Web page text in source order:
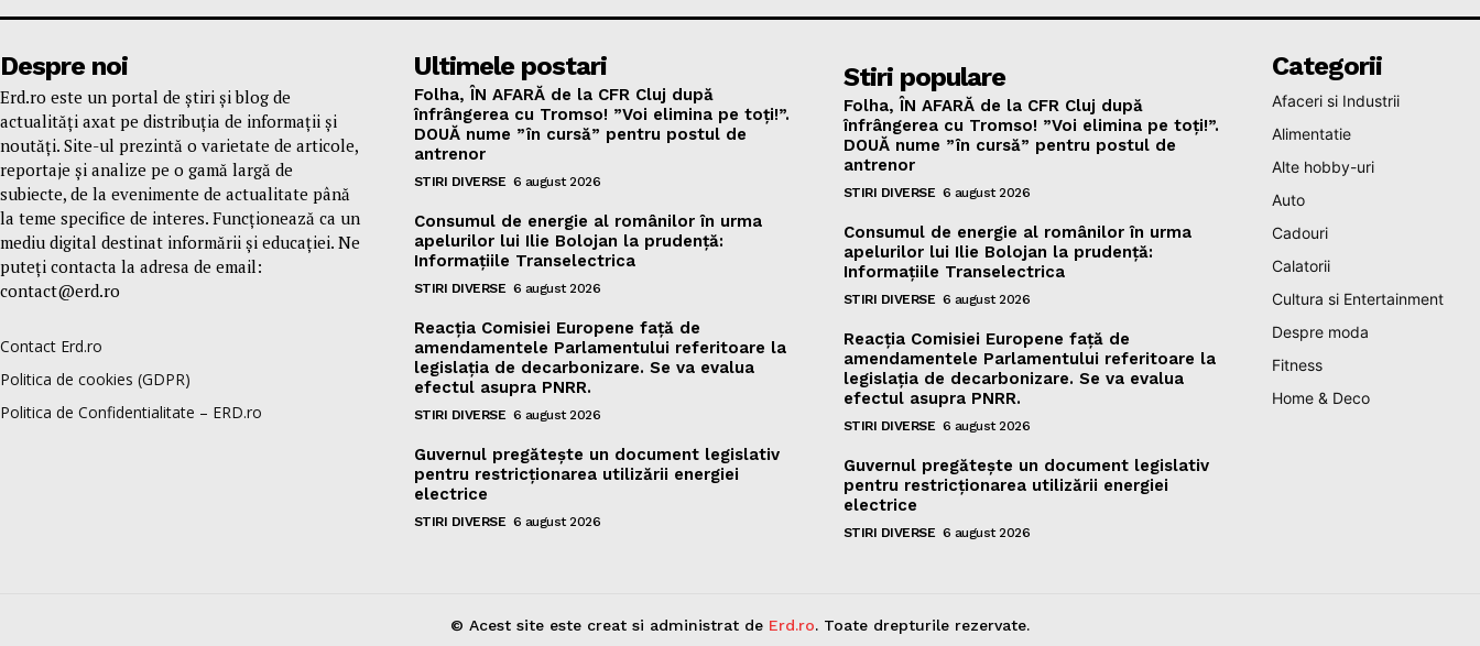
Despre noi
Erd.ro este un portal de știri și blog de
actualități axat pe distribuția de informații și
noutăți. Site-ul prezintă o varietate de articole,
reportaje și analize pe o gamă largă de
subiecte, de la evenimente de actualitate până
la teme specifice de interes. Funcționează ca un
mediu digital destinat informării și educației. Ne
puteți contacta la adresa de email:
contact@erd.ro
Contact Erd.ro
Politica de cookies (GDPR)
Politica de Confidentialitate – ERD.ro
Ultimele postari
Folha, ÎN AFARĂ de la CFR Cluj după
înfrângerea cu Tromso! ”Voi elimina pe toți!”.
DOUĂ nume ”în cursă” pentru postul de
antrenor
STIRI DIVERSE 6 august 2026
Consumul de energie al românilor în urma
apelurilor lui Ilie Bolojan la prudență:
Informațiile Transelectrica
STIRI DIVERSE 6 august 2026
Reacția Comisiei Europene față de
amendamentele Parlamentului referitoare la
legislația de decarbonizare. Se va evalua
efectul asupra PNRR.
STIRI DIVERSE 6 august 2026
Guvernul pregătește un document legislativ
pentru restricționarea utilizării energiei
electrice
STIRI DIVERSE 6 august 2026
Stiri populare
Folha, ÎN AFARĂ de la CFR Cluj după
înfrângerea cu Tromso! ”Voi elimina pe toți!”.
DOUĂ nume ”în cursă” pentru postul de
antrenor
STIRI DIVERSE 6 august 2026
Consumul de energie al românilor în urma
apelurilor lui Ilie Bolojan la prudență:
Informațiile Transelectrica
STIRI DIVERSE 6 august 2026
Reacția Comisiei Europene față de
amendamentele Parlamentului referitoare la
legislația de decarbonizare. Se va evalua
efectul asupra PNRR.
STIRI DIVERSE 6 august 2026
Guvernul pregătește un document legislativ
pentru restricționarea utilizării energiei
electrice
STIRI DIVERSE 6 august 2026
Categorii
Afaceri si Industrii
Alimentatie
Alte hobby-uri
Auto
Cadouri
Calatorii
Cultura si Entertainment
Despre moda
Fitness
Home & Deco
© Acest site este creat si administrat de Erd.ro. Toate drepturile rezervate.